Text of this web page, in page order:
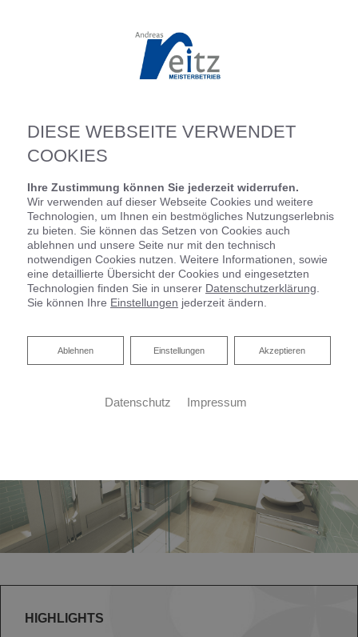
Startseite»Bad» Badinspiration & Musterbäder»Luxus-Bad 7 ㎡
HIGHLIGHTS
DIESE WEBSEITE VERWENDET
COOKIES
Ihre Zustimmung können Sie jederzeit widerrufen.
Wir verwenden auf dieser Webseite Cookies und weitere
Technologien, um Ihnen ein bestmögliches Nutzungserlebnis
zu bieten. Sie können das Setzen von Cookies auch
ablehnen und unsere Seite nur mit den technisch
notwendigen Cookies nutzen. Weitere Informationen, sowie
eine detaillierte Übersicht der Cookies und eingesetzten
Technologien finden Sie in unserer Datenschutzerklärung
Sie können Ihre Einstellungen jederzeit ändern.
Akzeptieren
Einstellungen
Ablehnen
Ablehnen
Datenschutz Impressum